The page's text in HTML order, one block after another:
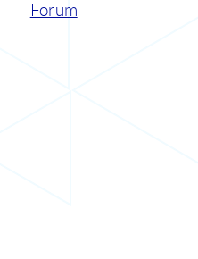
Forum